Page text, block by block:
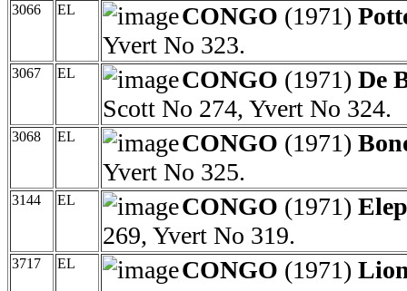
3066 EL CONGO (1971)
Yvert No 323.
3067 EL CONGO (1971) De
Scott No 274, Yvert No 324.
3068 EL CONGO (1971)
Yvert No 325.
3144 EL CONGO (1971)
269, Yvert No 319.
3717 EL CONGO (1971)